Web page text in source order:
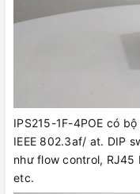
IPS215-1F-4POE có
IEEE 802.3af/ at. DIP
như flow control, RJ45
etc.